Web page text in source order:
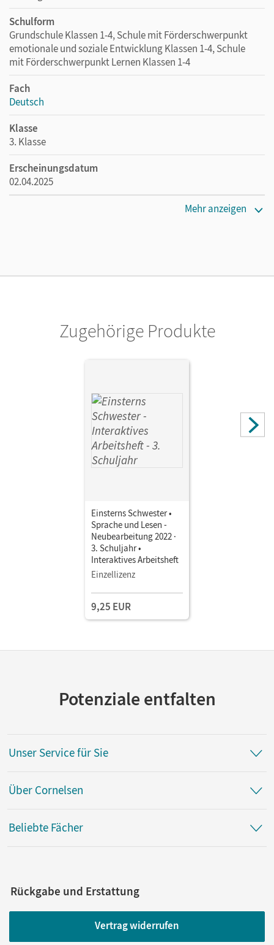
Schulform
Grundschule Klassen 1-4, Schule mit Förderschwerpunkt
emotionale und soziale Entwicklung Klassen 1-4, Schule
mit Förderschwerpunkt Lernen Klassen 1-4
Fach
Deutsch
Klasse
3. Klasse
Erscheinungsdatum
02.04.2025
Mehr anzeigen
Zugehörige Produkte
Einsterns Schwester •
Sprache und Lesen -
Neubearbeitung 2022 ·
3. Schuljahr •
Interaktives Arbeitsheft
Einzellizenz
9,25 EUR
Potenziale entfalten
Unser Service für Sie
Über Cornelsen
Beliebte Fächer
Rückgabe und Erstattung
Vertrag widerrufen